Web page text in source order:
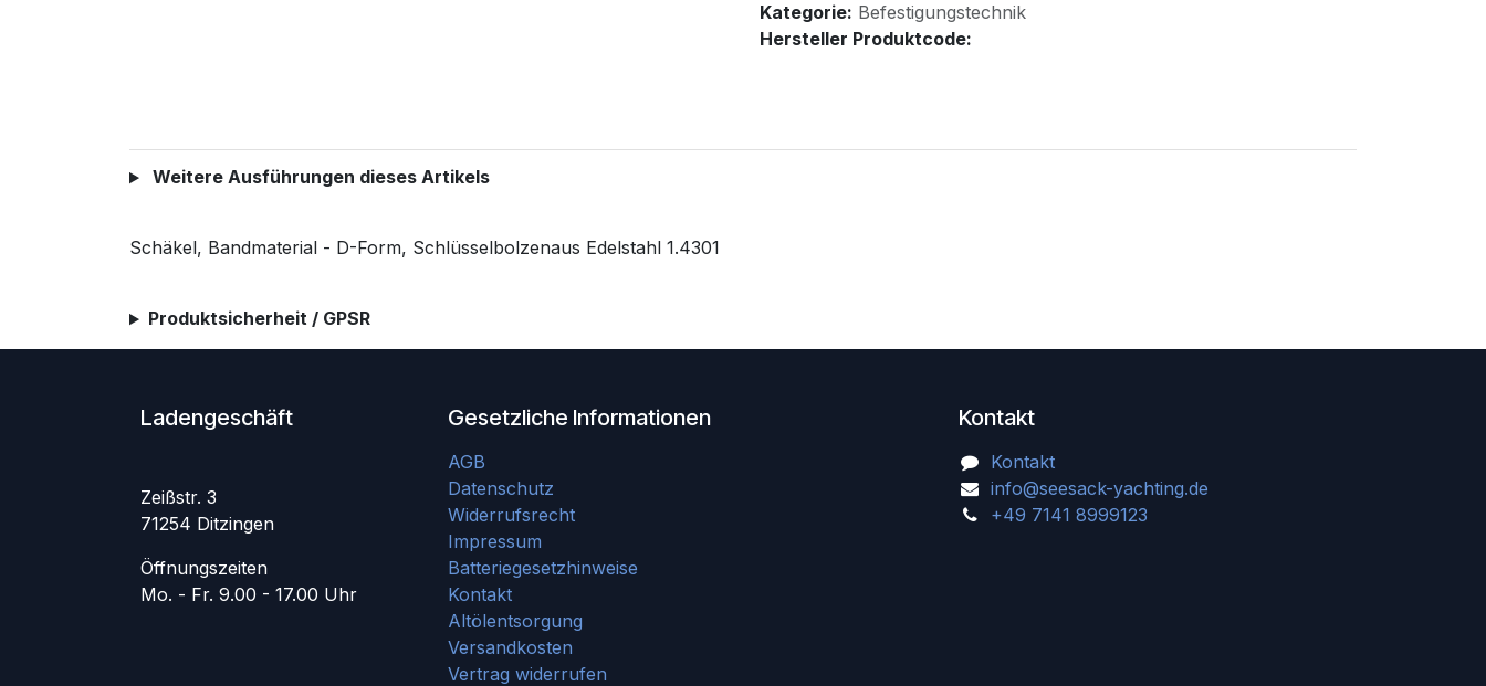
Kategorie: Befestigungstechnik
Hersteller Produktcode:
Weitere Ausführungen dieses Artikels
Schäkel, Bandmaterial - D-Form, Schlüsselbolzenaus Edelstahl 1.4301
Produktsicherheit / GPSR
Ladengeschäft
Zeißstr. 3
71254 Ditzingen
Öffnungszeiten
Mo. - Fr. 9.00 - 17.00 Uhr
Kontakt
Kontakt
info@seesack-yachting.de
+49 7141 8999123
Gesetzliche Informationen
AGB
Datenschutz
Widerrufsrecht
Impressum
Batteriegesetzhinweise
Kontakt
Altölentsorgung
Versandkosten
Vertrag widerrufen